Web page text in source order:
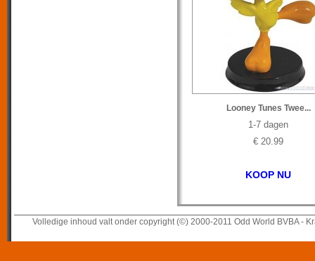
Looney Tunes Twee...
1-7 dagen
€ 20.99
KOOP NU
Volledige inhoud valt onder copyright (©) 2000-2011 Odd World BVBA -